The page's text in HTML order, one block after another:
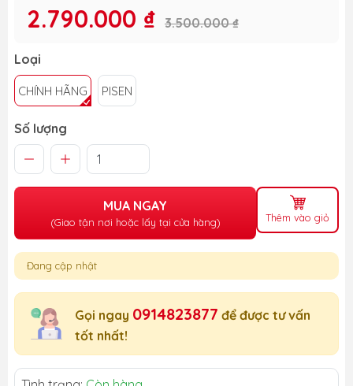
2.790.000 ₫ 3.500.000 ₫
Loại
CHÍNH HÃNG PISEN
Số lượng
MUA NGAY
(Giao tận nơi hoặc lấy tại cửa hàng) Thêm vào giỏ
Đang cập nhật
Gọi ngay 0914823877 để được tư vấn
tốt nhất!